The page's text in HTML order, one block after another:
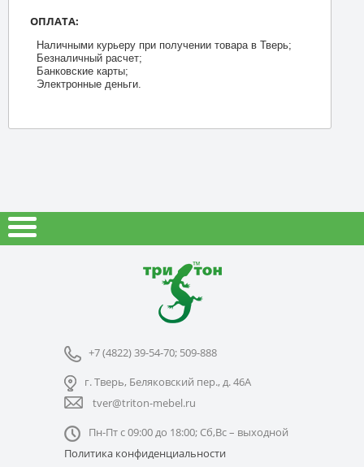
ОПЛАТА:
Наличными курьеру при получении товара в Тверь;
Безналичный расчет;
Банковские карты;
Электронные деньги.
+7 (4822) 39-54-70; 509-888
г. Тверь, Беляковский пер., д. 46А
tver@triton-mebel.ru
Пн-Пт с 09:00 до 18:00; Сб,Вс – выходной
Политика конфиденциальности